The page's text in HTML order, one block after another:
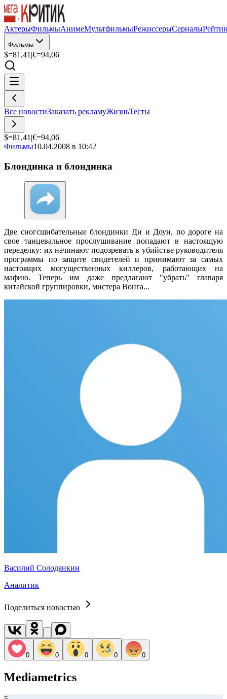
АктерыФильмыАнимеМультфильмыРежиссерыСериалы
Фильмы
$=81,41 |€=94,06
Все новостиЗаказать рекламуЖизньТесты
$=81,41 |€=94,06
Фильмы10.04.2008 в 10:42
Блондинка и блондинка
Две сногсшибательные блондинки Ди и Доун, по дороге на
свое танцевальное прослушивание попадают в настоящую
переделку: их начинают подозревать в убийстве руководителя
программы по защите свидетелей и принимают за самых
настоящих могущественных киллеров, работающих на
мафию. Теперь им даже предлагают "убрать" главаря
китайской группировки, мистера Вонга...
Василий Солодянкин
Аналитик
Поделиться новостью
0 0 0 0 0
Mediametrics